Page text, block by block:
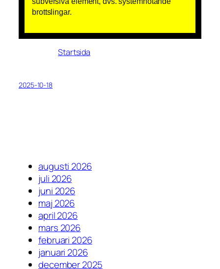
brottslingar.
Startsida
2025-10-18
augusti 2026
juli 2026
juni 2026
maj 2026
april 2026
mars 2026
februari 2026
januari 2026
december 2025